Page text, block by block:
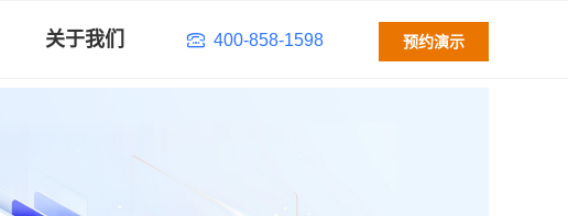
预约演示
400-858-1598
关于我们